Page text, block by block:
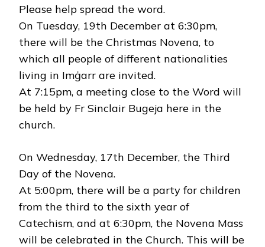
Please help spread the word.
On Tuesday, 19th December at 6:30pm,
there will be the Christmas Novena, to
which all people of different nationalities
living in Imġarr are invited.
At 7:15pm, a meeting close to the Word will
be held by Fr Sinclair Bugeja here in the
church.
On Wednesday, 17th December, the Third
Day of the Novena.
At 5:00pm, there will be a party for children
from the third to the sixth year of
Catechism, and at 6:30pm, the Novena Mass
will be celebrated in the Church. This will be